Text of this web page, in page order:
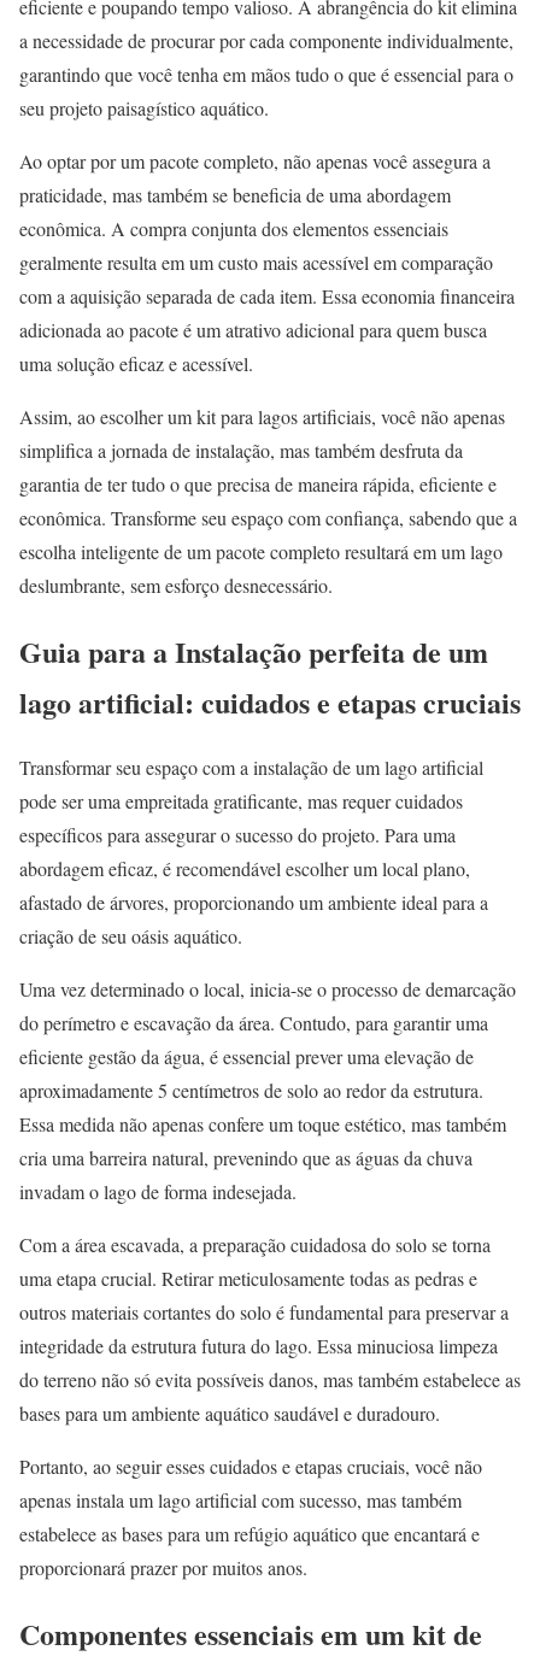
eficiente e poupando tempo valioso. A abrangência do kit elimina
a necessidade de procurar por cada componente individualmente,
garantindo que você tenha em mãos tudo o que é essencial para o
seu projeto paisagístico aquático.
Ao optar por um pacote completo, não apenas você assegura a
praticidade, mas também se beneficia de uma abordagem
econômica. A compra conjunta dos elementos essenciais
geralmente resulta em um custo mais acessível em comparação
com a aquisição separada de cada item. Essa economia financeira
adicionada ao pacote é um atrativo adicional para quem busca
uma solução eficaz e acessível.
Assim, ao escolher um kit para lagos artificiais, você não apenas
simplifica a jornada de instalação, mas também desfruta da
garantia de ter tudo o que precisa de maneira rápida, eficiente e
econômica. Transforme seu espaço com confiança, sabendo que a
escolha inteligente de um pacote completo resultará em um lago
deslumbrante, sem esforço desnecessário.
Guia para a Instalação perfeita de um
lago artificial: cuidados e etapas cruciais
Transformar seu espaço com a instalação de um lago artificial
pode ser uma empreitada gratificante, mas requer cuidados
específicos para assegurar o sucesso do projeto. Para uma
abordagem eficaz, é recomendável escolher um local plano,
afastado de árvores, proporcionando um ambiente ideal para a
criação de seu oásis aquático.
Uma vez determinado o local, inicia-se o processo de demarcação
do perímetro e escavação da área. Contudo, para garantir uma
eficiente gestão da água, é essencial prever uma elevação de
aproximadamente 5 centímetros de solo ao redor da estrutura.
Essa medida não apenas confere um toque estético, mas também
cria uma barreira natural, prevenindo que as águas da chuva
invadam o lago de forma indesejada.
Com a área escavada, a preparação cuidadosa do solo se torna
uma etapa crucial. Retirar meticulosamente todas as pedras e
outros materiais cortantes do solo é fundamental para preservar a
integridade da estrutura futura do lago. Essa minuciosa limpeza
do terreno não só evita possíveis danos, mas também estabelece as
bases para um ambiente aquático saudável e duradouro.
Portanto, ao seguir esses cuidados e etapas cruciais, você não
apenas instala um lago artificial com sucesso, mas também
estabelece as bases para um refúgio aquático que encantará e
proporcionará prazer por muitos anos.
Componentes essenciais em um kit de